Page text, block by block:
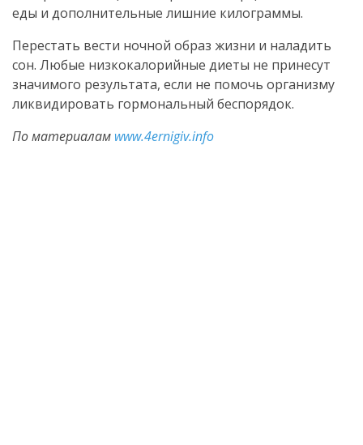
еды и дополнительные лишние килограммы.
Перестать вести ночной образ жизни и наладить
сон. Любые низкокалорийные диеты не принесут
значимого результата, если не помочь организму
ликвидировать гормональный беспорядок.
По материалам www.4ernigiv.info